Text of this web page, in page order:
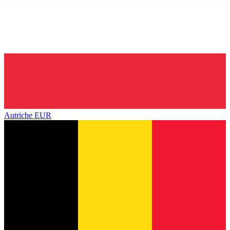
Autriche EUR